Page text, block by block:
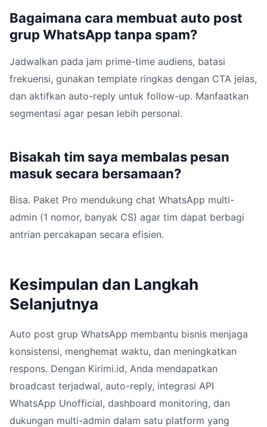
Bagaimana cara membuat auto post
grup WhatsApp tanpa spam?
Jadwalkan pada jam prime-time audiens, batasi
frekuensi, gunakan template ringkas dengan CTA jelas,
dan aktifkan auto-reply untuk follow-up. Manfaatkan
segmentasi agar pesan lebih personal.
Bisakah tim saya membalas pesan
masuk secara bersamaan?
Bisa. Paket Pro mendukung chat WhatsApp multi-
admin (1 nomor, banyak CS) agar tim dapat berbagi
antrian percakapan secara efisien.
Kesimpulan dan Langkah
Selanjutnya
Auto post grup WhatsApp membantu bisnis menjaga
konsistensi, menghemat waktu, dan meningkatkan
respons. Dengan Kirimi.id, Anda mendapatkan
broadcast terjadwal, auto-reply, integrasi API
WhatsApp Unofficial, dashboard monitoring, dan
dukungan multi-admin dalam satu platform yang